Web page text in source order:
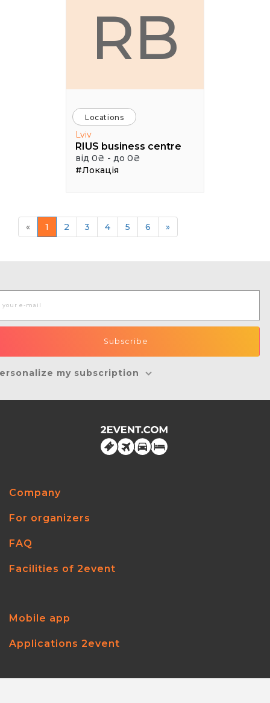
RB
Locations
Lviv
RIUS business centre
від 0₴ - до 0₴
#Локація
« 1 2 3 4 5 6 »
my subscription
Company
For organizers
FAQ
Facilities of 2event
Mobile app
Applications 2event